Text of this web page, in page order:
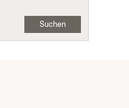
Suchen